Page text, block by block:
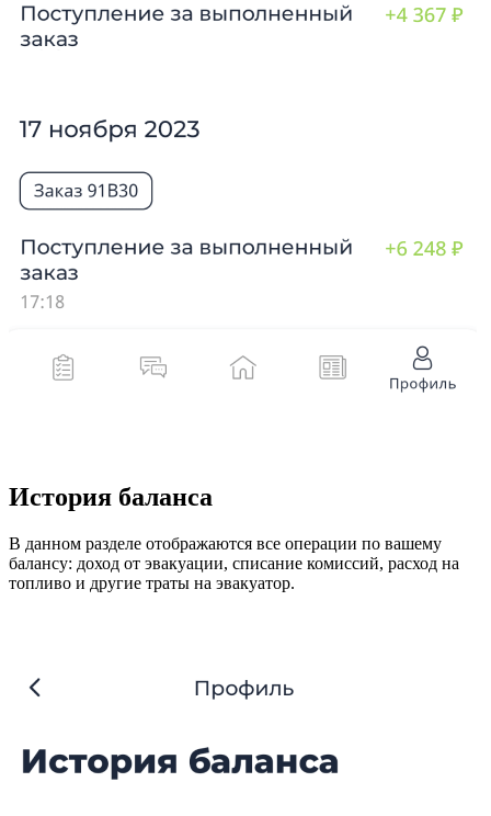
История баланса
В данном разделе отображаются все операции по вашему
балансу: доход от эвакуации, списание комиссий, расход на
топливо и другие траты на эвакуатор.